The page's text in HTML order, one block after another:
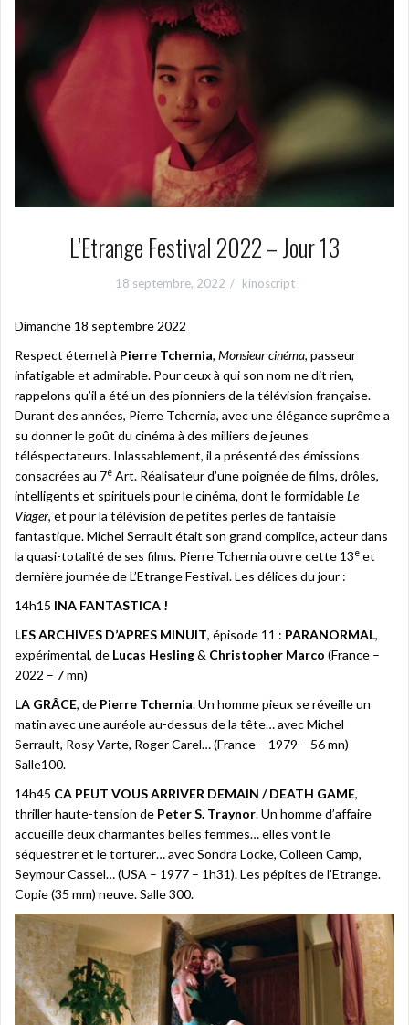
L’Etrange Festival 2022 – Jour 13
18 septembre, 2022 kinoscript
Dimanche 18 septembre 2022
Respect éternel à Pierre Tchernia, Monsieur cinéma, passeur
infatigable et admirable. Pour ceux à qui son nom ne dit rien,
rappelons qu’il a été un des pionniers de la télévision française.
Durant des années, Pierre Tchernia, avec une élégance suprême a
su donner le goût du cinéma à des milliers de jeunes
téléspectateurs. Inlassablement, il a présenté des émissions
consacrées au 7e Art. Réalisateur d’une poignée de films, drôles,
intelligents et spirituels pour le cinéma, dont le formidableLe
Viager, et pour la télévision de petites perles de fantaisie
fantastique. Michel Serrault était son grand complice, acteur dans
la quasi-totalité de ses films. Pierre Tchernia ouvre cette 13e et
dernière journée de L’Etrange Festival. Les délices du jour :
14h15 INA FANTASTICA !
LES ARCHIVES D’APRES MINUIT, épisode 11 : PARANORMAL,
expérimental, de Lucas Hesling& Christopher Marco (France –
2022 – 7 mn)
LA GRÂCE, de Pierre Tchernia. Un homme pieux se réveille un
matin avec une auréole au-dessus de la tête… avec Michel
Serrault, Rosy Varte, Roger Carel… (France – 1979 – 56 mn)
Salle100.
14h45 CA PEUT VOUS ARRIVER DEMAIN / DEATH GAME,
thriller haute-tension de Peter S. Traynor. Un homme d’affaire
accueille deux charmantes belles femmes… elles vont le
séquestrer et le torturer… avec Sondra Locke, Colleen Camp,
Seymour Cassel… (USA – 1977 – 1h31). Les pépites de l’Etrange.
Copie (35 mm) neuve. Salle 300.